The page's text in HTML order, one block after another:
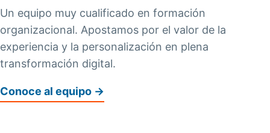
Un equipo muy cualificado en formación
organizacional. Apostamos por el valor de la
experiencia y la personalización en plena
transformación digital.
Conoce al equipo →